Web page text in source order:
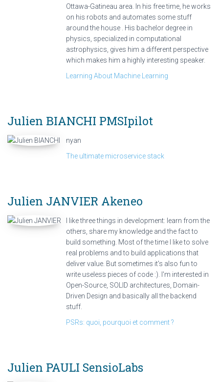
Ottawa-Gatineau area. In his free time, he works
on his robots and automates some stuff
around the house . His bachelor degree in
physics, specialized in computational
astrophysics, gives him a different perspective
which makes him a highly interesting speaker.
Learning About Machine Learning
Julien BIANCHI PMSIpilot
nyan
The ultimate microservice stack
Julien JANVIER Akeneo
I like three things in development: learn from the
others, share my knowledge and the fact to
build something. Most of the time I like to solve
real problems and to build applications that
deliver value. But sometimes it's also fun to
write useless pieces of code :). I'm interested in
Open-Source, SOLID architectures, Domain-
Driven Design and basically all the backend
stuff.
PSRs: quoi, pourquoi et comment ?
Julien PAULI SensioLabs